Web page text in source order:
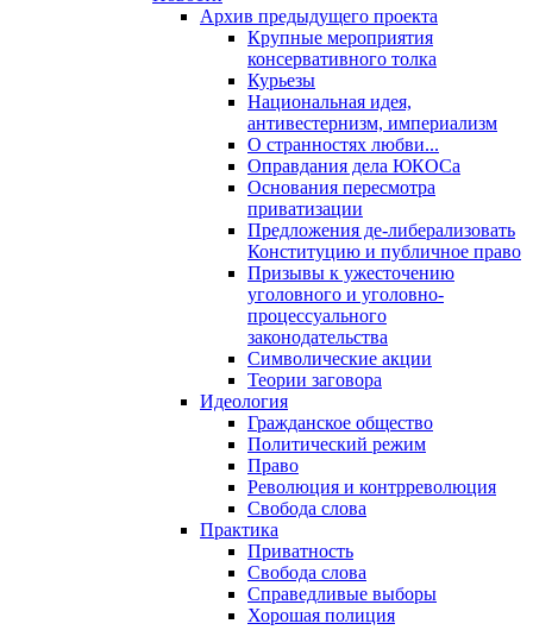
Архив предыдущего проекта
Крупные мероприятия
консервативного толка
Курьезы
Национальная идея,
антивестернизм, империализм
О странностях любви...
Оправдания дела ЮКОСа
Основания пересмотра
приватизации
Предложения де-либерализовать
Конституцию и публичное право
Призывы к ужесточению
уголовного и уголовно-
процессуального
законодательства
Символические акции
Теории заговора
Идеология
Гражданское общество
Политический режим
Право
Революция и контрреволюция
Свобода слова
Практика
Приватность
Свобода слова
Справедливые выборы
Хорошая полиция